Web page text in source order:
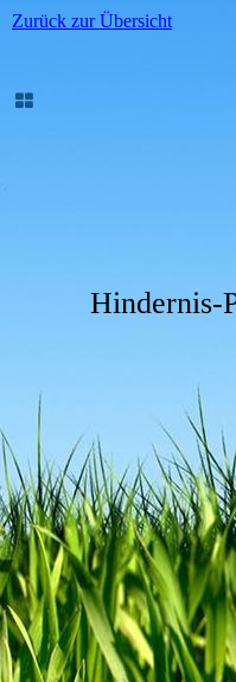
Zurück zur Übersicht
Hindernis-